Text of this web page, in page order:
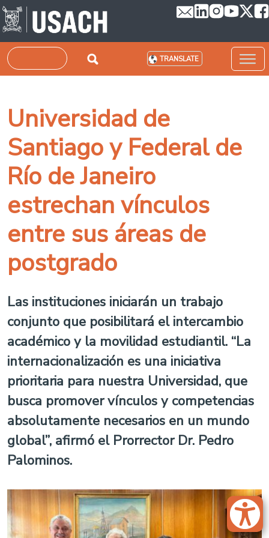
Skip to main content
Search TRANSLATE
Universidad de
Santiago y Federal de
Río de Janeiro
estrechan vínculos
entre sus áreas de
postgrado
Las instituciones iniciarán un trabajo
conjunto que posibilitará el intercambio
académico y la movilidad estudiantil. “La
internacionalización es una iniciativa
prioritaria para nuestra Universidad, que
busca promover vínculos y competencias
absolutamente necesarios en un mundo
global”, afirmó el Prorrector Dr. Pedro
Palominos.